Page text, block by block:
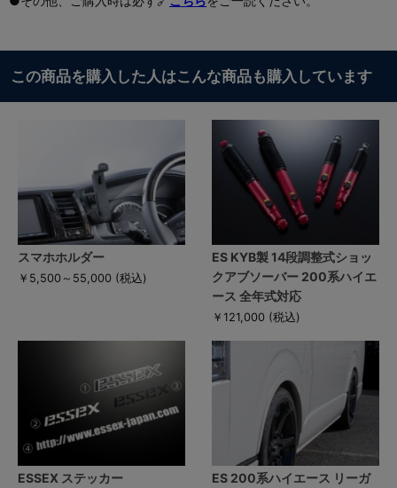
この商品を購入した人はこんな商品も購入しています
スマホホルダー
￥5,500～55,000 (税込)
ES KYB製 14段調整式ショッ
クアブソーバー 200系ハイエ
ース 全年式対応
￥121,000 (税込)
ESSEX ステッカー
ES 200系ハイエース リーガ